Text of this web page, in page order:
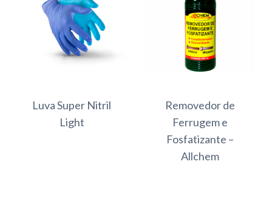
Luva Super Nitril
Light
Removedor de
Ferrugem e
Fosfatizante –
Allchem